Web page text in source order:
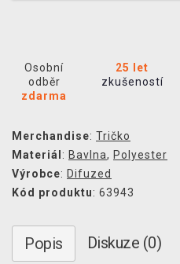
Osobní
odběr
zdarma
25 let
zkušeností
Merchandise: Tričko
Materiál : Bavlna, Polyester
Výrobce: Difuzed
Kód produktu: 63943
Popis Diskuze (0)